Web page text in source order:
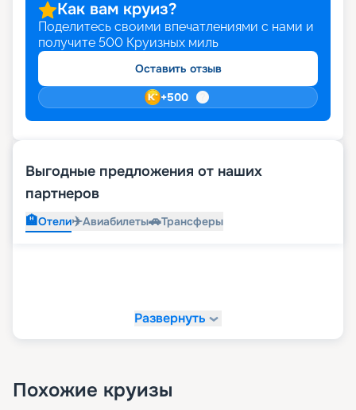
Как вам круиз?
Поделитесь своими впечатлениями с нами и
получите 500 Круизных миль
Оставить отзыв
+500
Выгодные предложения от наших
партнеров
🏨Отели✈️Авиабилеты🚗Трансферы
Развернуть
Похожие круизы